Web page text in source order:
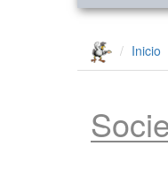
Inicio